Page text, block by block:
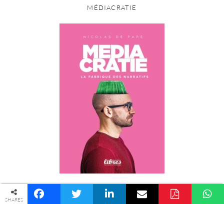
MÉDIACRATIE
LES LUMIÈRES SOMBRES
© COPYRIGHT PALINGÉNÉSIE - POLITIQUE DE CONFIDENTIALITÉ
SHARES